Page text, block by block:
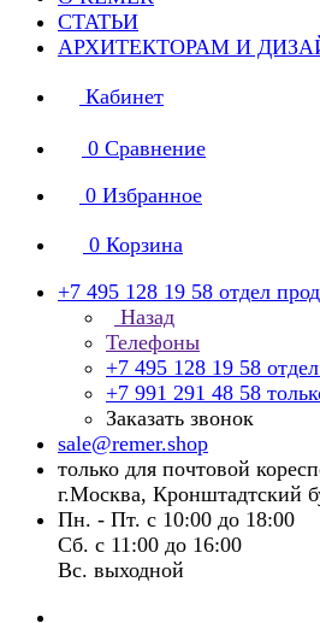
СТАТЬИ
АРХИТЕКТОРАМ И
Кабинет
0 Сравнение
0 Избранное
0 Корзина
+7 495 128 19 58 отдел
Назад
Телефоны
+7 495 128 19 58
+7 991 291 48 58
Заказать звонок
sale@remer.shop
только для почтовой
г.Москва, Кронштадтский
Пн. - Пт. с 10:00 до 18:00
Сб. с 11:00 до 16:00
Вс. выходной